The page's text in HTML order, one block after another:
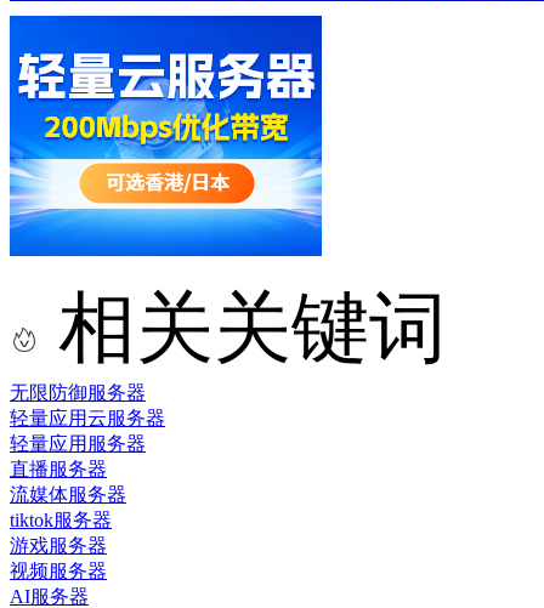
相关关键词
无限防御服务器
轻量应用云服务器
轻量应用服务器
直播服务器
流媒体服务器
tiktok服务器
游戏服务器
视频服务器
AI服务器